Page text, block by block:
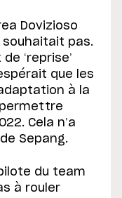
Dovizioso
souhaitait pas.
‘reprise’
que les
à la
permettre
Cela n’a
Sepang.
du team
à rouler